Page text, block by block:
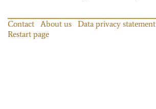
Contact About us Data privacy statement
Restart page